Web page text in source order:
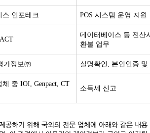
스 인포테크 POS 시스템 운영 지원
데이터베이스 등 전산
환불 업무
가정보㈜ 실명확인, 본인인증
체 중 IOI, Genpact, CT
소득세 신고
공하기 위해 국외의 전문 업체에 아래와 같은 내용